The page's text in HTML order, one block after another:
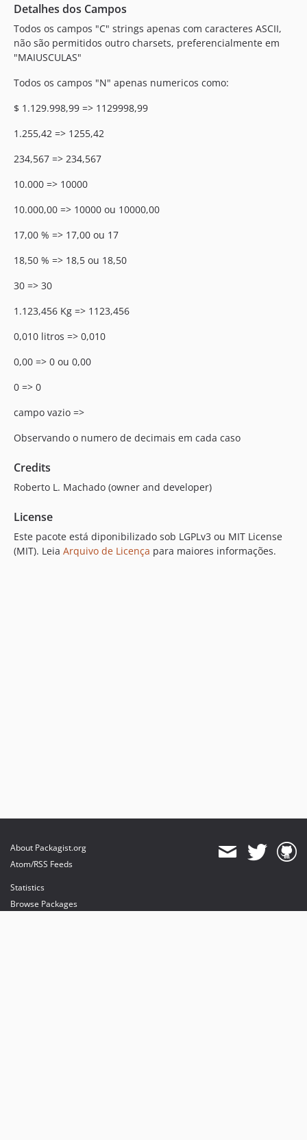
Detalhes dos Campos
Todos os campos "C" strings apenas com caracteres ASCII,
não são permitidos outro charsets, preferencialmente em
"MAIUSCULAS"
Todos os campos "N" apenas numericos como:
$ 1.129.998,99 => 1129998,99
1.255,42 => 1255,42
234,567 => 234,567
10.000 => 10000
10.000,00 => 10000 ou 10000,00
17,00 % => 17,00 ou 17
18,50 % => 18,5 ou 18,50
30 => 30
1.123,456 Kg => 1123,456
0,010 litros => 0,010
0,00 => 0 ou 0,00
0 => 0
campo vazio =>
Observando o numero de decimais em cada caso
Credits
Roberto L. Machado (owner and developer)
License
Este pacote está diponibilizado sob LGPLv3 ou MIT License
(MIT). Leia Arquivo de Licença para maiores informações.
About Packagist.org
Atom/RSS Feeds
Statistics
Browse Packages